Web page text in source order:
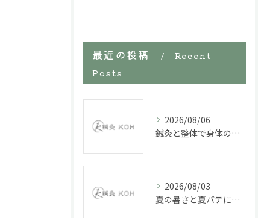
最近の投稿
Recent
Posts
2026/08/06
鍼灸と整体で身体の不調を改善していく
2026/08/03
夏の暑さと夏バテに鍼施術